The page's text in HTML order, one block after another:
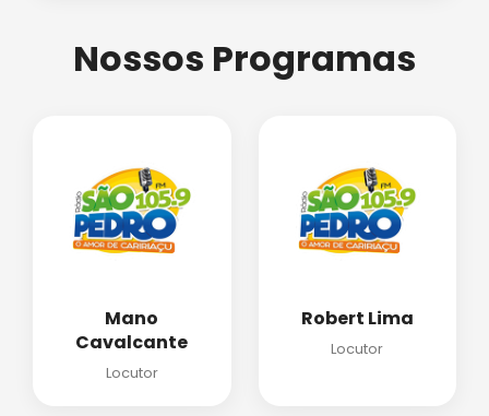
Nossos Programas
Mano
Cavalcante
Locutor
Robert Lima
Locutor